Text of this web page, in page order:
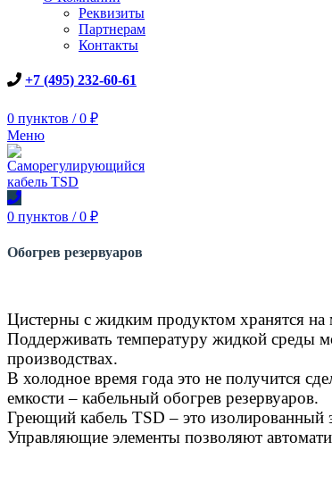
Реквизиты
Партнерам
Контакты
+7 (495) 232-60-61
0 пунктов / 0 ₽
Меню
0 пунктов / 0 ₽
Обогрев резервуаров
Цистерны с жидким продуктом хранятся
Поддерживать температуру жидкой среды
производствах.
В холодное время года это не получится
емкости – кабельный обогрев резервуаров.
Греющий кабель TSD – это изолированный
Управляющие элементы позволяют